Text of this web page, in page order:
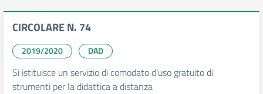
CIRCOLARE N. 74
2019/2020 DAD
Si istituisce un servizio di comodato d’uso gratuito di
strumenti per la didattica a distanza